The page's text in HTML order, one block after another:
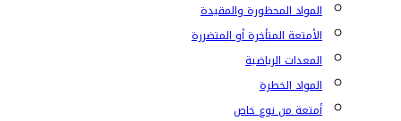
المواد المحظورة والمقيدة
الأمتعة المتأخرة أو المتضررة
المعدات الرياضية
المواد الخطرة
أمتعة من نوع خاص